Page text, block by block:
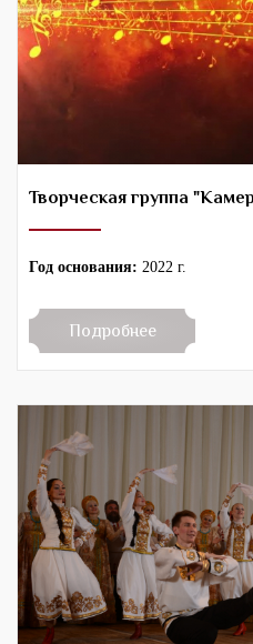
Творческая группа
Год основания: 2022 г.
Подробнее